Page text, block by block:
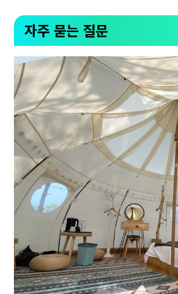
자주 묻는 질문